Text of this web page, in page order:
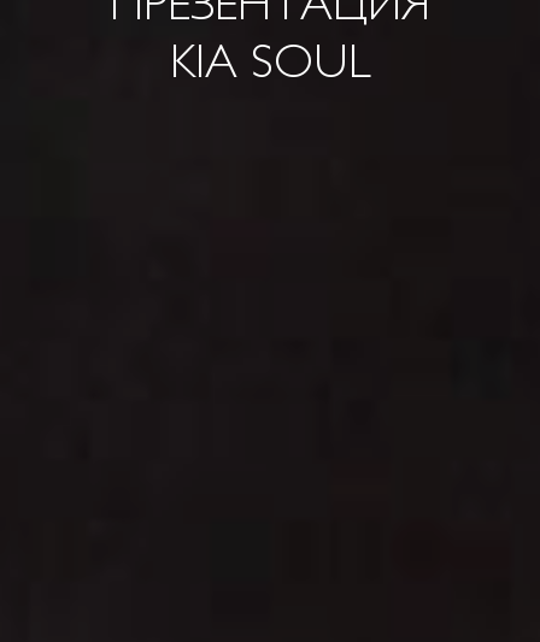
ПРЕЗЕНТАЦИЯ
KIA SOUL